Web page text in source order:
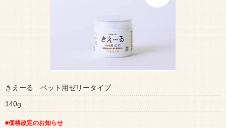
きえーる ペット用ゼリータイプ
140g
■価格改定のお知らせ